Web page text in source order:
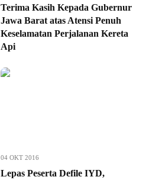
Terima Kasih Kepada Gubernur
Jawa Barat atas Atensi Penuh
Keselamatan Perjalanan Kereta
Api
04 OKT 2016
Lepas Peserta Defile IYD,